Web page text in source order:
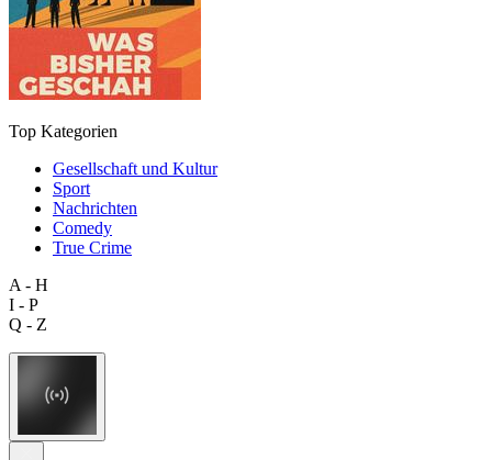
Top Kategorien
Gesellschaft und Kultur
Sport
Nachrichten
Comedy
True Crime
A - H
I - P
Q - Z